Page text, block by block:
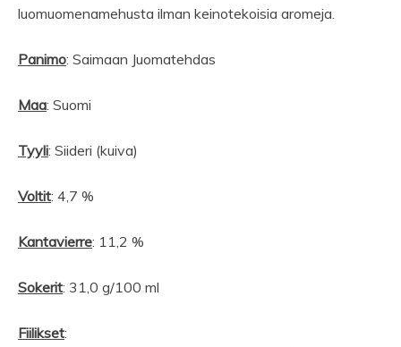
luomuomenamehusta ilman keinotekoisia aromeja.
Panimo: Saimaan Juomatehdas
Maa: Suomi
Tyyli: Siideri (kuiva)
Voltit: 4,7 %
Kantavierre: 11,2 %
Sokerit: 31,0 g/100 ml
Fiilikset: